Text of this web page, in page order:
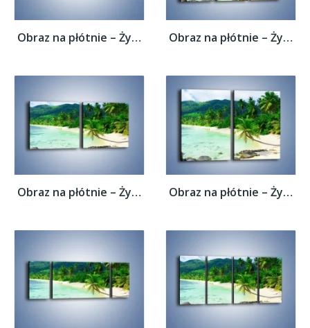
Obraz na płótnie – Życie na bezludnej... Obraz na płótnie – Życie na bezludnej...
Obraz na płótnie – Życie na bezludnej... Obraz na płótnie – Życie na bezludnej...